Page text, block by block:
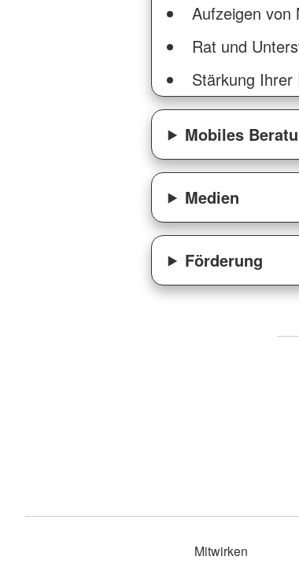
Aufzeigen von
Rat und
Stärkung
Mobiles
Medien
Förderung
Mitwirken